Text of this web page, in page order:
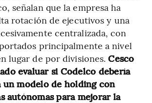
señalan que la empresa ha
rotación de ejecutivos y una
centralizada, con
principalmente a nivel
lugar de por divisiones.Cesco
evaluar si Codelco debería
un modelo de holding con
autónomas para mejorar la